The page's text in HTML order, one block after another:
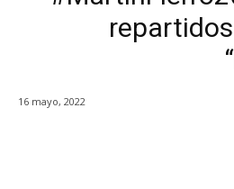
16 mayo, 2022